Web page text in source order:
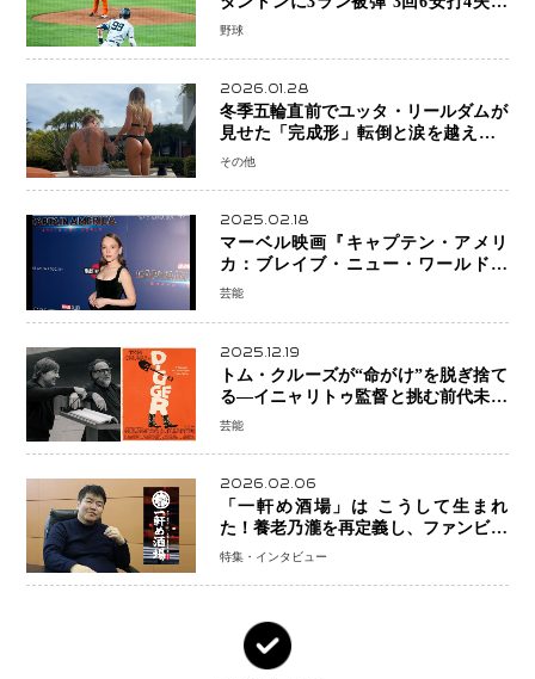
で降板
野球
2026.01.28
冬季五輪直前でユッタ・リールダムが
見せた「完成形」転倒と涙を越えて─
ミラノで金を狙うオランダ女王の現在
その他
2025.02.18
マーベル映画『キャプテン・アメリ
カ：ブレイブ・ニュー・ワールド』
新ブラック・ウィドウ役のシラ・ハー
芸能
2025.12.19
トム・クルーズが“命がけ”を脱ぎ捨て
る―イニャリトゥ監督と挑む前代未聞
の大惨事コメディ「DIGGER ディガ
芸能
2026.02.06
「一軒め酒場」は こうして生まれ
た！養老乃瀧を再定義し、ファンビジ
ネスへ─養老乃瀧100％子会社・
る“地道な再発明”の経営哲学
特集・インタビュー